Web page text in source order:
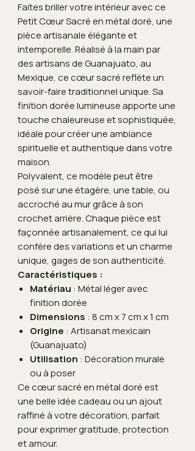
Faites briller votre intérieur avec ce
Petit Cœur Sacré en métal doré, une
pièce artisanale élégante et
intemporelle. Réalisé à la main par
des artisans de Guanajuato, au
Mexique, ce cœur sacré reflète un
savoir-faire traditionnel unique. Sa
finition dorée lumineuse apporte une
touche chaleureuse et sophistiquée,
idéale pour créer une ambiance
spirituelle et authentique dans votre
maison.
Polyvalent, ce modèle peut être
posé sur une étagère, une table, ou
accroché au mur grâce à son
crochet arrière. Chaque pièce est
façonnée artisanalement, ce qui lui
confère des variations et un charme
unique, gages de son authenticité.
Caractéristiques :
Matériau : Métal léger avec
finition dorée
Dimensions : 8 cm x 7 cm x 1 cm
Origine : Artisanat mexicain
(Guanajuato)
Utilisation : Décoration murale
ou à poser
Ce cœur sacré en métal doré est
une belle idée cadeau ou un ajout
raffiné à votre décoration, parfait
pour exprimer gratitude, protection
et amour.